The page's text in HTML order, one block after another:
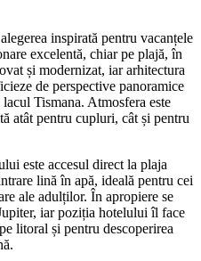
inspirată pentru vacanțele
excelentă, chiar pe plajă, în
și modernizat, iar arhitectura
de perspective panoramice
lacul Tismana. Atmosfera este
atât pentru cupluri, cât și pentru
este accesul direct la plaja
lină în apă, ideală pentru cei
ale adulților. În apropiere se
iar poziția hotelului îl face
litoral și pentru descoperirea